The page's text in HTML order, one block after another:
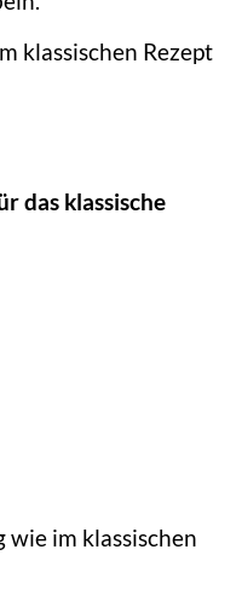
klassischen Rezept
das klassische
wie im klassischen